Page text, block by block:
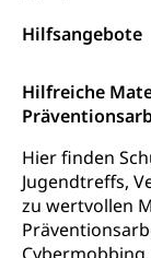
Hilfsangebote
Hilfreiche
Hier finden
Jugendtreffs,
zu wertvollen
Bildung &
Berufliche
Berufswahl &
Fachstelle
Hochschule